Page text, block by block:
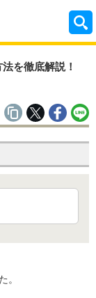
を徹底解説！
。